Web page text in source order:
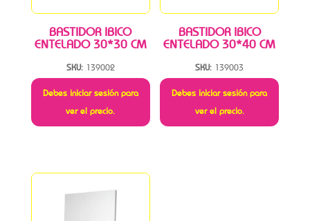
BASTIDOR IBICO
ENTELADO 30*30 CM
SKU: 139002
Debes iniciar sesión para
ver el precio.
BASTIDOR IBICO
ENTELADO 30*40 CM
SKU: 139003
Debes iniciar sesión para
ver el precio.